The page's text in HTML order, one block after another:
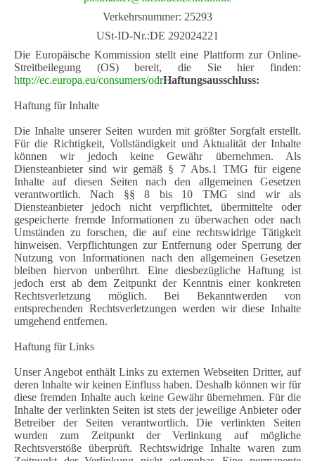
Verkehrsnummer: 25293
USt-ID-Nr.:DE 292024221
Die Europäische Kommission stellt eine Plattform zur Online-
Streitbeilegung (OS) bereit, die Sie hier finden:
http://ec.europa.eu/consumers/odrHaftungsausschluss:
Haftung für Inhalte
Die Inhalte unserer Seiten wurden mit größter Sorgfalt erstellt.
Für die Richtigkeit, Vollständigkeit und Aktualität der Inhalte
können wir jedoch keine Gewähr übernehmen. Als
Diensteanbieter sind wir gemäß § 7 Abs.1 TMG für eigene
Inhalte auf diesen Seiten nach den allgemeinen Gesetzen
verantwortlich. Nach §§ 8 bis 10 TMG sind wir als
Diensteanbieter jedoch nicht verpflichtet, übermittelte oder
gespeicherte fremde Informationen zu überwachen oder nach
Umständen zu forschen, die auf eine rechtswidrige Tätigkeit
hinweisen. Verpflichtungen zur Entfernung oder Sperrung der
Nutzung von Informationen nach den allgemeinen Gesetzen
bleiben hiervon unberührt. Eine diesbezügliche Haftung ist
jedoch erst ab dem Zeitpunkt der Kenntnis einer konkreten
Rechtsverletzung möglich. Bei Bekanntwerden von
entsprechenden Rechtsverletzungen werden wir diese Inhalte
umgehend entfernen.
Haftung für Links
Unser Angebot enthält Links zu externen Webseiten Dritter, auf
deren Inhalte wir keinen Einfluss haben. Deshalb können wir für
diese fremden Inhalte auch keine Gewähr übernehmen. Für die
Inhalte der verlinkten Seiten ist stets der jeweilige Anbieter oder
Betreiber der Seiten verantwortlich. Die verlinkten Seiten
wurden zum Zeitpunkt der Verlinkung auf mögliche
Rechtsverstöße überprüft. Rechtswidrige Inhalte waren zum